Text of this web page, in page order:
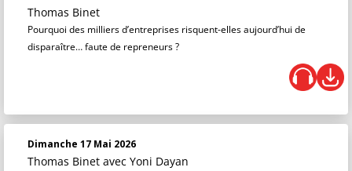
Thomas Binet
Pourquoi des milliers d’entreprises risquent-elles aujourd’hui de
disparaître… faute de repreneurs ?
Dimanche 17 Mai 2026
Thomas Binet avec Yoni Dayan